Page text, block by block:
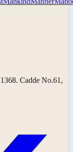
Cadde No.61,